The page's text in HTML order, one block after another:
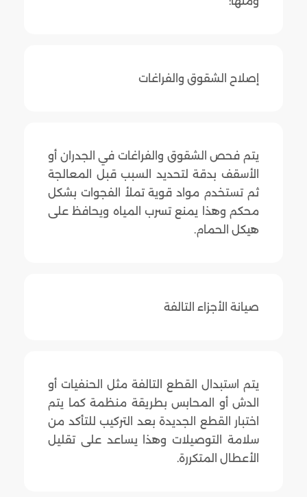
إصلاح الشقوق والفراغات
يتم فحص الشقوق والفراغات في الجدران أو
الأسقف بدقة لتحديد السبب قبل المعالجة
ثم تستخدم مواد قوية تملأ الفجوات بشكل
محكم وهذا يمنع تسرب المياه ويحافظ على
هيكل الحمام.
صيانة الأجزاء التالفة
يتم استبدال القطع التالفة مثل الحنفيات أو
الدش أو المحابس بطريقة منظمة كما يتم
اختبار القطع الجديدة بعد التركيب للتأكد من
سلامة التوصيلات وهذا يساعد على تقليل
الأعطال المتكررة.